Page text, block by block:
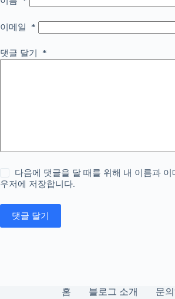
이메일 *
댓글 달기 *
다음에 댓글을 달 때를 위해 내 이름과 이
우저에 저장합니다.
댓글 달기
홈 블로그 소개 문의